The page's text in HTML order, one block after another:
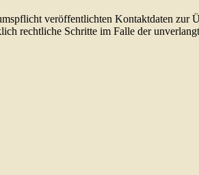
veröffentlichten Kontaktdaten
rechtliche Schritte im Falle der